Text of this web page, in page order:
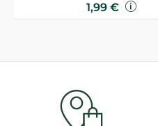
1,99 €